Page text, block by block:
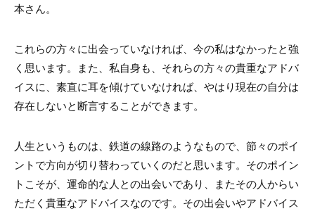
本さん。
これらの方々に出会っていなければ、今の私はなかったと強
く思います。また、私自身も、それらの方々の貴重なアドバ
イスに、素直に耳を傾けていなければ、やはり現在の自分は
存在しないと断言することができます。
人生というものは、鉄道の線路のようなもので、節々のポイ
ントで方向が切り替わっていくのだと思います。そのポイン
トこそが、運命的な人との出会いであり、またその人からい
ただく貴重なアドバイスなのです。その出会いやアドバイス